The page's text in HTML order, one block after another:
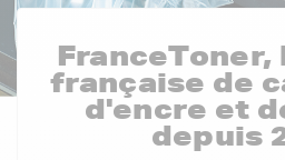
FranceToner,
française de
d'encre et
depuis